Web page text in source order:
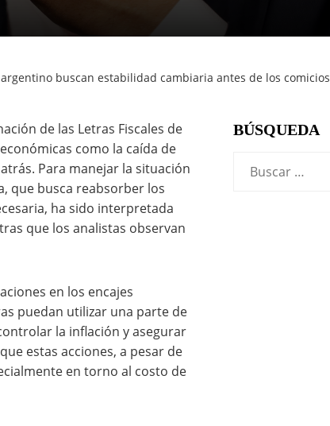
buscan estabilidad cambiaria antes de los comicios
de las Letras Fiscales de
como la caída de
Para manejar la situación
que busca reabsorber los
ha sido interpretada
que los analistas observan
en los encajes
puedan utilizar una parte de
la inflación y asegurar
estas acciones, a pesar de
en torno al costo de
BÚSQUEDA